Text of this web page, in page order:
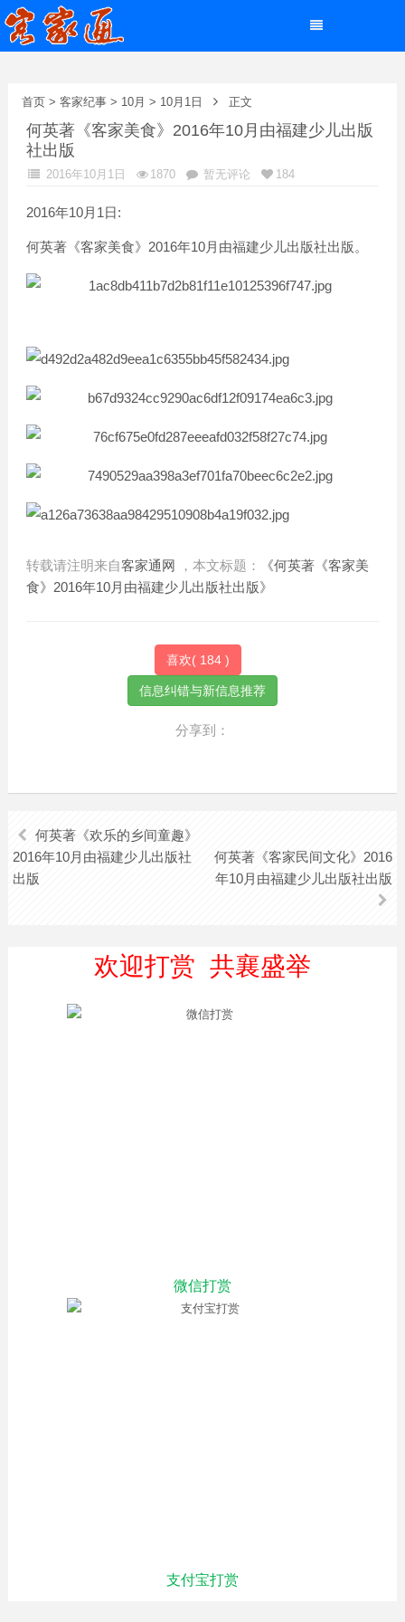
首页> 客家纪事> 10月 > 10月1日 正文
何英著《客家美食》2016年10月由福建少儿出版
社出版
2016年10月1日 1870 暂无评论 184
2016年10月1日:
何英著《客家美食》2016年10月由福建少儿出版社出版。
转载请注明来自客家通网 ，本文标题：
《何英著《客家美
食》2016年10月由福建少儿出版社出版》
喜欢( 184 )
分享到：
何英著《欢乐的乡间童趣》
2016年10月由福建少儿出版社
出版
何英著《客家民间文化》2016
年10月由福建少儿出版社出版
欢迎打赏 共襄盛举
微信打赏
支付宝打赏